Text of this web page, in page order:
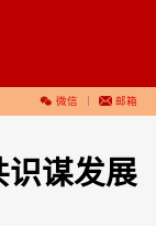
微信 邮箱
识谋发展